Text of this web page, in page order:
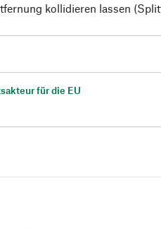
kollidieren lassen
für die EU